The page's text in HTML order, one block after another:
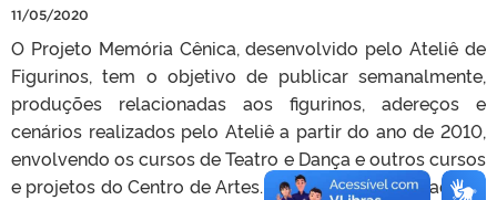
11/05/2020
O Projeto Memória Cênica, desenvolvido pelo Ateliê de
Figurinos, tem o objetivo de publicar semanalmente,
produções relacionadas aos figurinos, adereços e
cenários realizados pelo Ateliê a partir do ano de 2010,
envolvendo os cursos de Teatro e Dança e outros cursos
e projetos do Centro de Artes. O material é publicado na